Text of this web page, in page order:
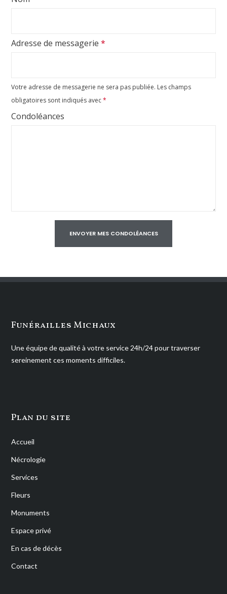
Votre adresse de messagerie ne sera pas publiée. Les champs
obligatoires sont indiqués avec*
Condoléances
Adresse de messagerie *
Funérailles Michaux
Une équipe de qualité à votre service 24h/24 pour traverser
sereinement ces moments difficiles.
Plan du site
Accueil
Nécrologie
Services
Fleurs
Monuments
Espace privé
En cas de décès
Contact